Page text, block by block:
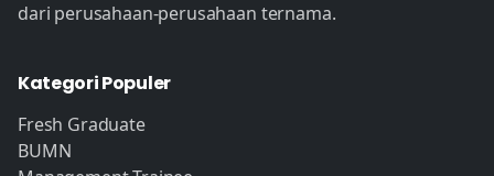
dari perusahaan-perusahaan ternama.
Kategori Populer
Fresh Graduate
BUMN